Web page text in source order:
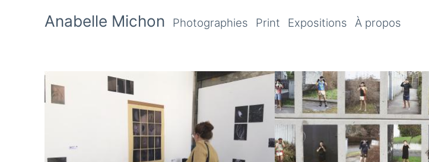
Anabelle Michon Photographies Print Expositions À propos